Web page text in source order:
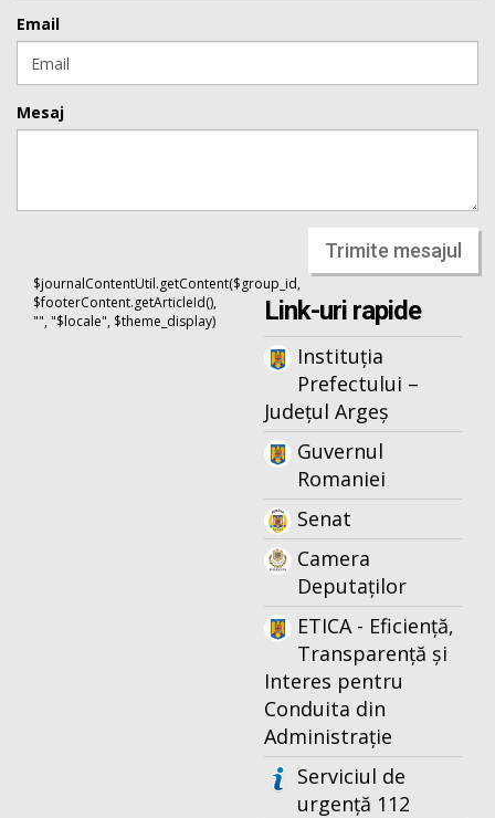
Email
Mesaj
Trimite mesajul
$journalContentUtil.getContent($group_id,
$footerContent.getArticleId(),
"", "$locale", $theme_display)
Link-uri rapide
Instituția
Prefectului –
Județul Argeș
Guvernul
Romaniei
Senat
Camera
Deputaților
ETICA - Eficiență,
Transparență și
Interes pentru
Conduita din
Administrație
Serviciul de
urgență 112